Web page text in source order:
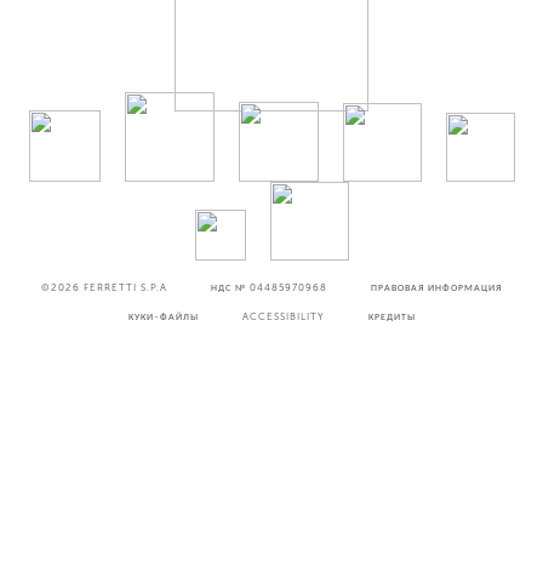
©2026 FERRETTI S.P.A НДС № 04485970968 ПРАВОВАЯ ИНФОРМАЦИЯ
КУКИ-ФАЙЛЫ ACCESSIBILITY КРЕДИТЫ